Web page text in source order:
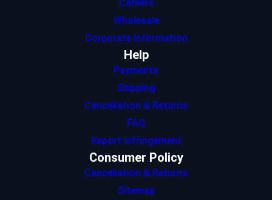
Careers
Wholesale
Corporate Information
Help
Payments
Shipping
Cancellation & Returns
FAQ
Report Infringement
Consumer Policy
Cancellation & Returns
Sitemap